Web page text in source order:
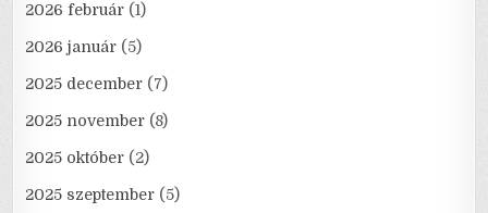
2026 február (1)
2026 január (5)
2025 december (7)
2025 november (8)
2025 október (2)
2025 szeptember (5)